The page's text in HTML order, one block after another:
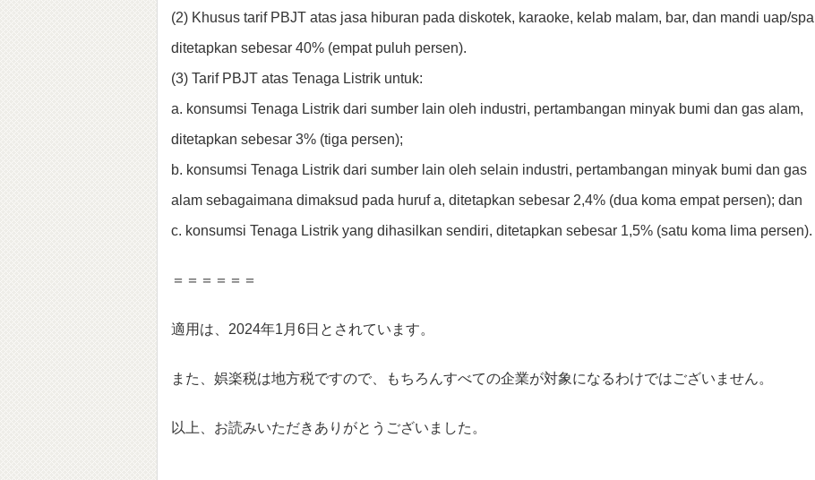
(2) Khusus tarif PBJT atas jasa hiburan pada diskotek, karaoke, kelab malam, bar, dan mandi uap/spa
ditetapkan sebesar 40% (empat puluh persen).
(3) Tarif PBJT atas Tenaga Listrik untuk:
a. konsumsi Tenaga Listrik dari sumber lain oleh industri, pertambangan minyak bumi dan gas alam,
ditetapkan sebesar 3% (tiga persen);
b. konsumsi Tenaga Listrik dari sumber lain oleh selain industri, pertambangan minyak bumi dan gas
alam sebagaimana dimaksud pada huruf a, ditetapkan sebesar 2,4% (dua koma empat persen); dan
c. konsumsi Tenaga Listrik yang dihasilkan sendiri, ditetapkan sebesar 1,5% (satu koma lima persen).
＝＝＝＝＝＝
適用は、2024年1月6日とされています。
また、娯楽税は地方税ですので、もちろんすべての企業が対象になるわけではございません。
以上、お読みいただきありがとうございました。